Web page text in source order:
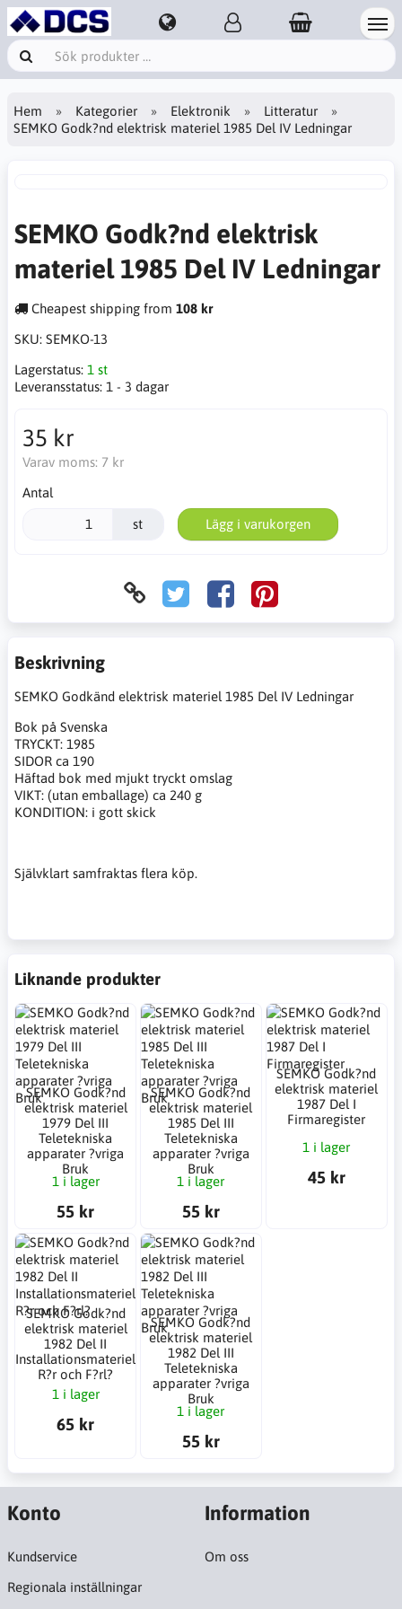
Hem Kategorier Elektronik
Litteratur
SEMKO Godk?nd elektrisk materiel 1985 Del IV Ledningar
SEMKO Godk?nd elektrisk
materiel 1985 Del IV Ledningar
Cheapest shipping from 108 kr
SKU: SEMKO-13
Lagerstatus: 1 st
Leveransstatus: 1 - 3 dagar
35 kr
Varav moms: 7 kr
Antal
st Lägg i varukorgen
Beskrivning
SEMKO Godkänd elektrisk materiel 1985 Del IV Ledningar
Bok på Svenska
TRYCKT: 1985
SIDOR ca 190
Häftad bok med mjukt tryckt omslag
VIKT: (utan emballage) ca 240 g
KONDITION: i gott skick
Självklart samfraktas flera köp.
Liknande produkter
SEMKO Godk?nd
elektrisk materiel
1979 Del III
Teletekniska
apparater ?vriga
Bruk
1 i lager
55 kr
SEMKO Godk?nd
elektrisk materiel
1985 Del III
Teletekniska
apparater ?vriga
Bruk
1 i lager
55 kr
SEMKO Godk?nd
elektrisk materiel
1987 Del I
Firmaregister
1 i lager
45 kr
SEMKO Godk?nd
elektrisk materiel
1982 Del II
Installationsmateriel
R?r och F?rl?
1 i lager
65 kr
SEMKO Godk?nd
elektrisk materiel
1982 Del III
Teletekniska
apparater ?vriga
Bruk
1 i lager
55 kr
Konto
Kundservice
Regionala inställningar
Information
Om oss